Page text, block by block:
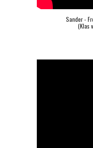
Sander -
(Klas